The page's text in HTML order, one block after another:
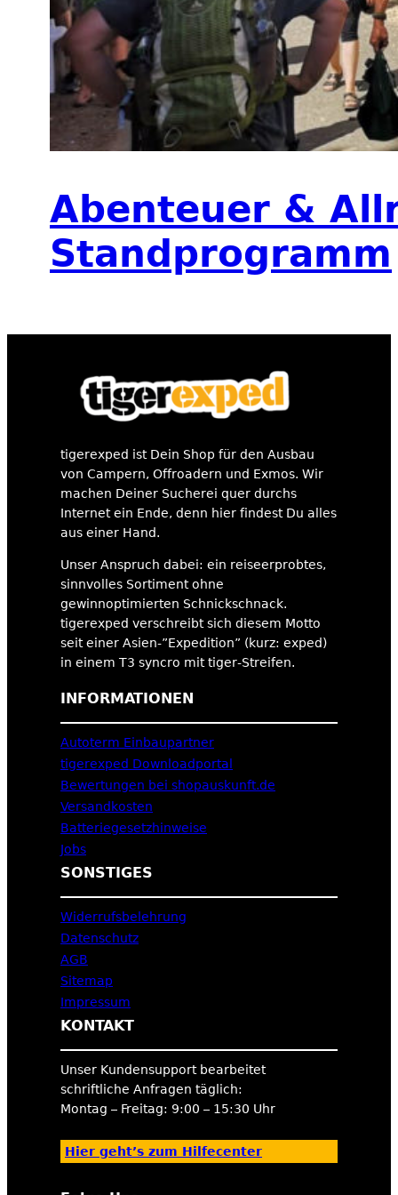
Abenteuer &
Standprogramm
tigerexped ist Dein Shop für den Ausbau
von Campern, Offroadern und Exmos. Wir
machen Deiner Sucherei quer durchs
Internet ein Ende, denn hier findest Du alles
aus einer Hand.
Unser Anspruch dabei: ein reiseerprobtes,
sinnvolles Sortiment ohne
gewinnoptimierten Schnickschnack.
tigerexped verschreibt sich diesem Motto
seit einer Asien-”Expedition” (kurz: exped)
in einem T3 syncro mit tiger-Streifen.
INFORMATIONEN
Autoterm Einbaupartner
tigerexped Downloadportal
Bewertungen bei shopauskunft.de
Versandkosten
Batteriegesetzhinweise
Jobs
SONSTIGES
Widerrufsbelehrung
Datenschutz
AGB
Sitemap
Impressum
KONTAKT
Unser Kundensupport bearbeitet
schriftliche Anfragen täglich:
Montag – Freitag: 9:00 – 15:30 Uhr
Hier geht’s zum Hilfecenter